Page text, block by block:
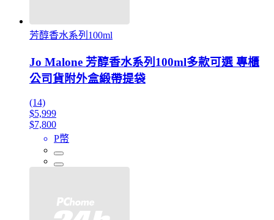
芳醇香水系列100ml
Jo Malone 芳醇香水系列100ml多款可選 專櫃
公司貨附外盒緞帶提袋
(14)
$5,999
$7,800
P幣